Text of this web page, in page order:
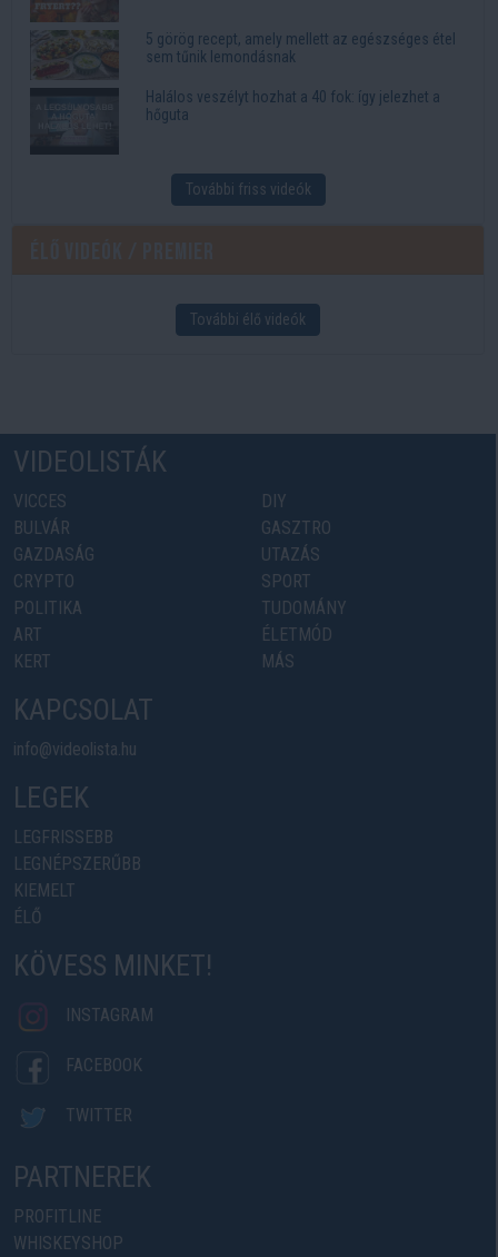
5 görög recept, amely mellett az egészséges étel
sem tűnik lemondásnak
Halálos veszélyt hozhat a 40 fok: így jelezhet a
hőguta
További friss videók
További élő videók
VIDEOLISTÁK
VICCES
BULVÁR
GAZDASÁG
CRYPTO
POLITIKA
ART
KERT
DIY
GASZTRO
UTAZÁS
SPORT
TUDOMÁNY
ÉLETMÓD
MÁS
KAPCSOLAT
info@videolista.hu
LEGEK
LEGFRISSEBB
LEGNÉPSZERŰBB
KIEMELT
ÉLŐ
KÖVESS MINKET!
INSTAGRAM
FACEBOOK
TWITTER
PARTNEREK
PROFITLINE
WHISKEYSHOP